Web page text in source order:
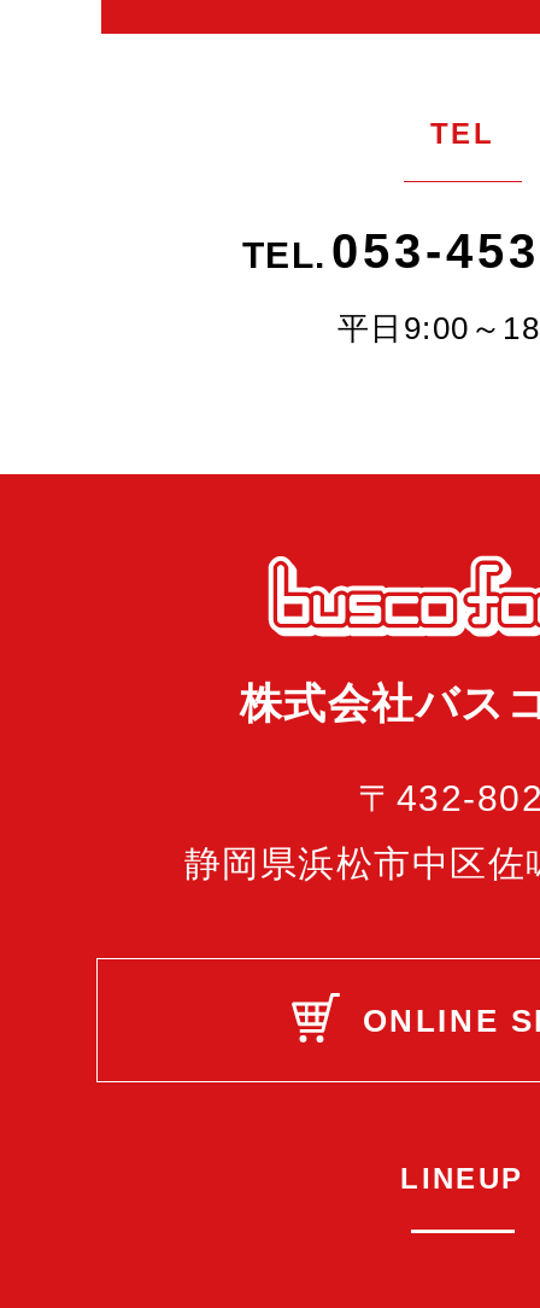
TEL
TEL. 053-
平日9:00～
株式会社バス
〒432-
静岡県浜松市中区
ONLINE
LINEUP